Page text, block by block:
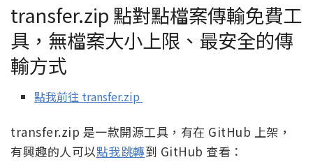
transfer.zip 點對點檔案傳輸免費工
具，無檔案大小上限、最安全的傳
輸方式
點我前往 transfer.zip
transfer.zip 是一款開源工具，有在 GitHub 上架，
有興趣的人可以點我跳轉到 GitHub 查看：